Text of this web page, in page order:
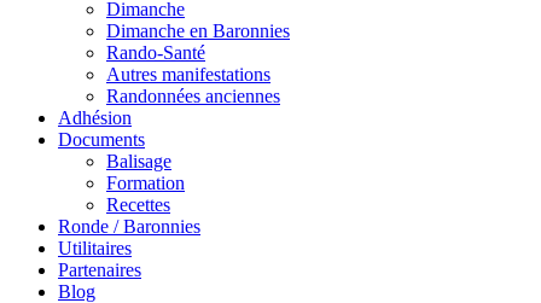
Dimanche
Dimanche en Baronnies
Rando-Santé
Autres manifestations
Randonnées anciennes
Adhésion
Documents
Balisage
Formation
Recettes
Ronde / Baronnies
Utilitaires
Partenaires
Blog